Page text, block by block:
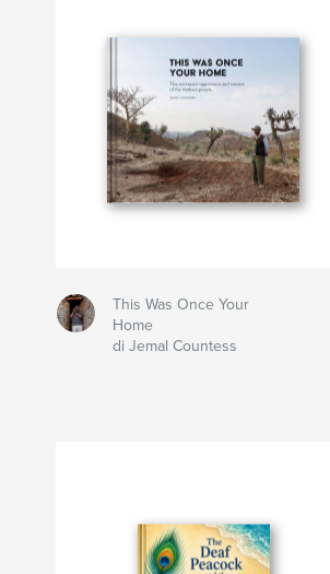
This Was Once Your
Home
di Jemal Countess